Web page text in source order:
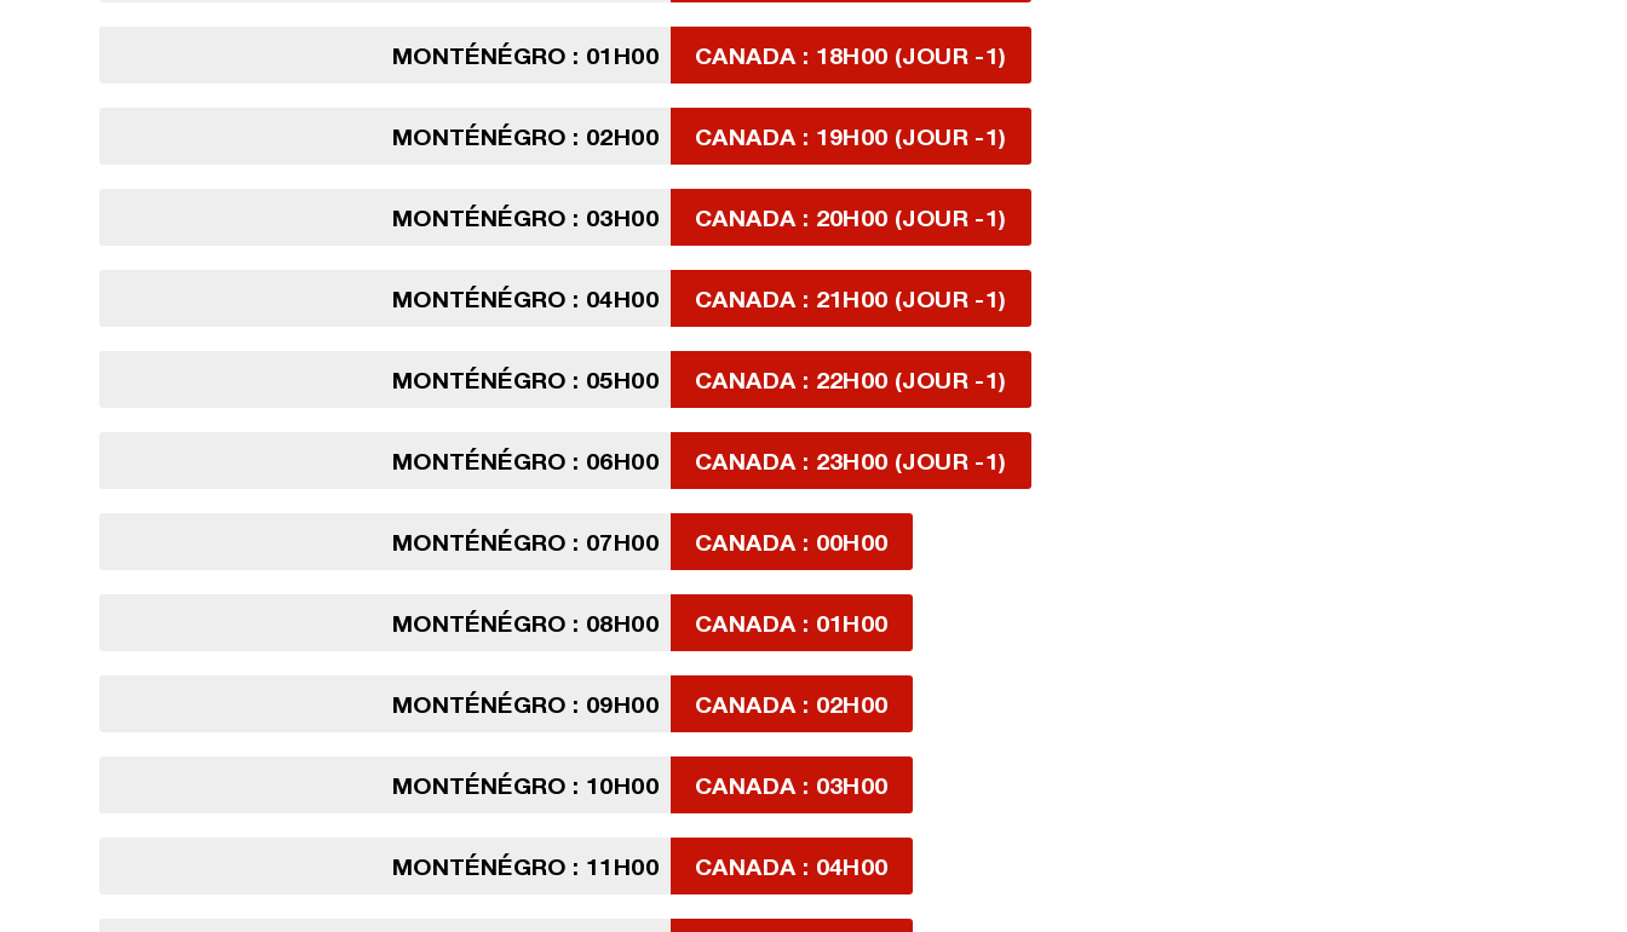
MONTÉNÉGRO : 01H00 CANADA : 18H00 (JOUR -1)
MONTÉNÉGRO : 02H00 CANADA : 19H00 (JOUR -1)
MONTÉNÉGRO : 03H00 CANADA : 20H00 (JOUR -1)
MONTÉNÉGRO : 04H00 CANADA : 21H00 (JOUR -1)
MONTÉNÉGRO : 05H00 CANADA : 22H00 (JOUR -1)
MONTÉNÉGRO : 06H00 CANADA : 23H00 (JOUR -1)
MONTÉNÉGRO : 07H00 CANADA : 00H00
MONTÉNÉGRO : 08H00 CANADA : 01H00
MONTÉNÉGRO : 09H00 CANADA : 02H00
MONTÉNÉGRO : 10H00 CANADA : 03H00
MONTÉNÉGRO : 11H00 CANADA : 04H00